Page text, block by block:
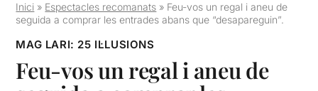
Inici » Espectacles recomanats » Feu-vos un regal i aneu de
seguida a comprar les entrades abans que “desapareguin”.
MAG LARI: 25 IL·LUSIONS
Feu-vos un regal i aneu de